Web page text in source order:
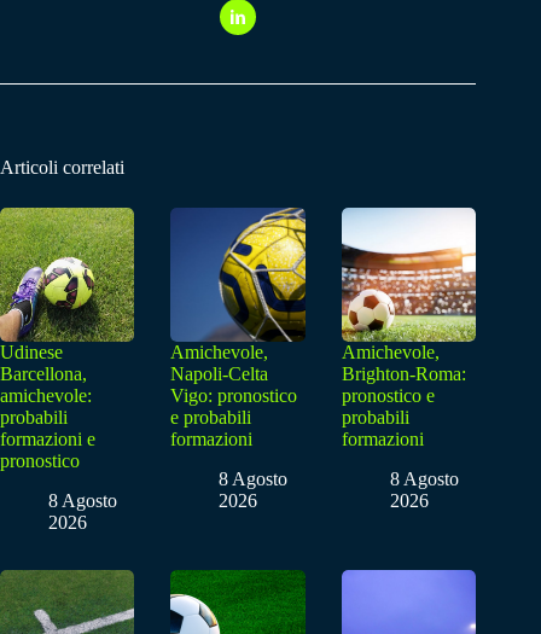
Articoli correlati
Udinese
Barcellona,
amichevole:
probabili
formazioni e
pronostico
8 Agosto
2026
Amichevole,
Napoli-Celta
Vigo: pronostico
e probabili
formazioni
8 Agosto
2026
Amichevole,
Brighton-Roma:
pronostico e
probabili
formazioni
8 Agosto
2026